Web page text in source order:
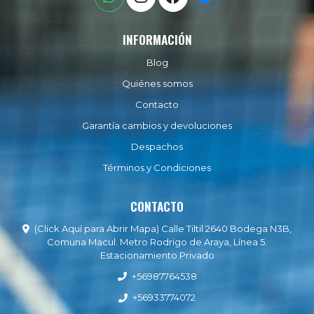
INFORMACIÓN
Blog
Quiénes somos
Contacto
Garantía cambios y devoluciones
Despachos
Términos y Condiciones
CONTACTO
(Click Aquí para Abrir Mapa) Calle Tiltil 2640 Bodega N3B,
Comuna Macul. Metro Rodrigo de Araya, Línea 5.
Estacionamiento Privado
+56987764538
+56933774072